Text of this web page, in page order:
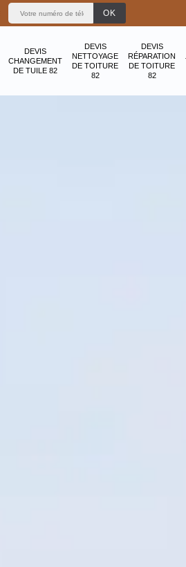
DEVIS
CHANGEMENT
DE TUILE 82
DEVIS
NETTOYAGE
DE TOITURE
82
DEVIS
RÉPARATION
DE TOITURE
82